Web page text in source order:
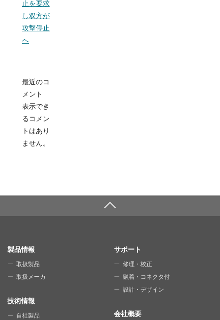
止を要求
し双方が
攻撃停止
へ
最近のコ
メント
表示でき
るコメン
トはあり
ません。
SITE MAP
製品情報
取扱製品
取扱メーカ
技術情報
自社製品
サポート
修理・校正
融着・コネクタ付
設計・デザイン
会社概要